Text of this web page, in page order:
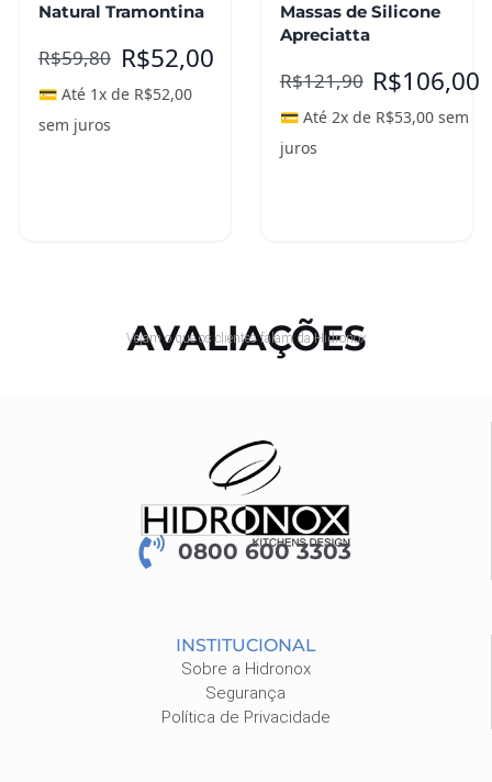
Natural Tramontina
R$59,80 R$52,00
💳 Até 1x de R$52,00
sem juros
Massas de Silicone
Apreciatta
R$121,90 R$106,00
💳 Até 2x de R$53,00sem
juros
AVALIAÇÕES
Vejam o que os clientes falam da Hidronox
0800 600 3303
INSTITUCIONAL
Sobre a Hidronox
Segurança
Política de Privacidade